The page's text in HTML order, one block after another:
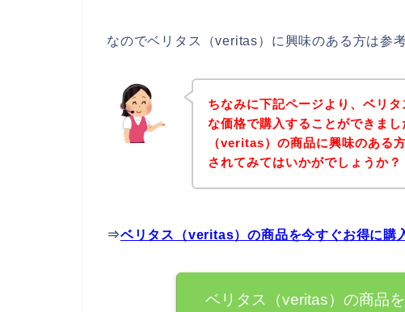
なのでベリタス（veritas）に興味のある方は参
ちなみに下記ページより、ベリ
な価格で購入することができま
（veritas）の商品に興味のある
されてみてはいかがでしょうか？
⇒ベリタス（veritas）の商品を今すぐお得に購
ベリタス（veritas）の商品